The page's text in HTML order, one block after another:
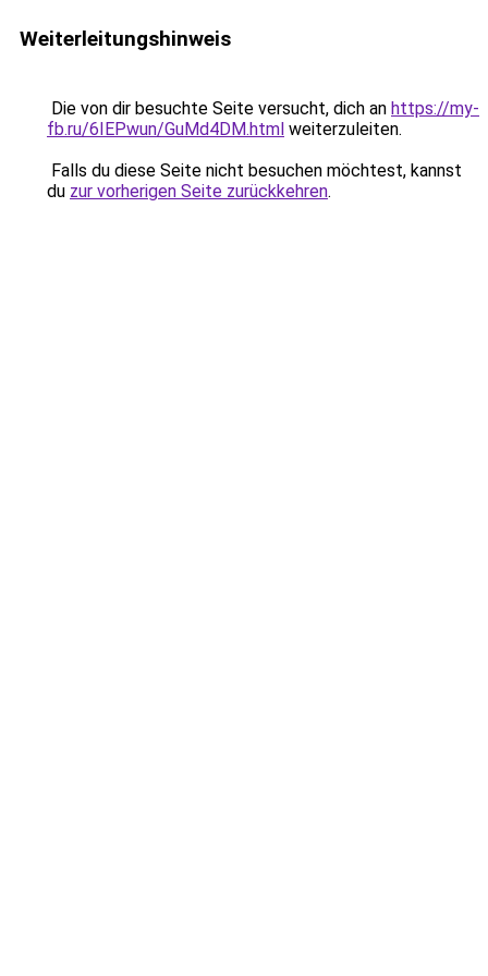
Weiterleitungshinweis
Die von dir besuchte Seite versucht, dich an https://my-
fb.ru/6IEPwun/GuMd4DM.html weiterzuleiten.
Falls du diese Seite nicht besuchen möchtest, kannst
du zur vorherigen Seite zurückkehren.